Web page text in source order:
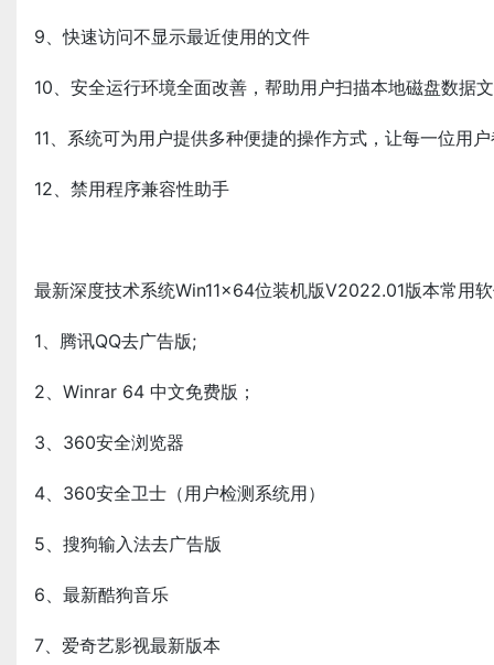
9、快速访问不显示最近使用的文件
10、安全运行环境全面改善，帮助用户扫描本地磁盘数据
11、系统可为用户提供多种便捷的操作方式，让每一位用
12、禁用程序兼容性助手
最新深度技术系统Win11x64位装机版V2022.01版本常用
1、腾讯QQ去广告版;
2、Winrar 64 中文免费版；
3、360安全浏览器
4、360安全卫士（用户检测系统用）
5、搜狗输入法去广告版
6、最新酷狗音乐
7、爱奇艺影视最新版本